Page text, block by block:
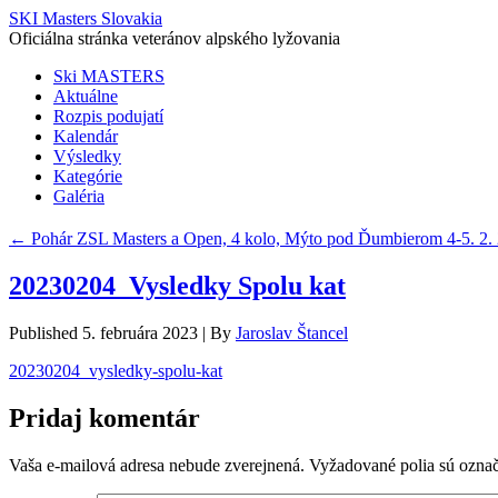
SKI Masters Slovakia
Oficiálna stránka veteránov alpského lyžovania
Ski MASTERS
Aktuálne
Rozpis podujatí
Kalendár
Výsledky
Kategórie
Galéria
← Pohár ZSL Masters a Open, 4 kolo, Mýto pod Ďumbierom 4-5. 2.
20230204_Vysledky Spolu kat
Published 5. februára 2023 | By Jaroslav Štancel
20230204_vysledky-spolu-kat
Pridaj komentár
Vaša e-mailová adresa nebude zverejnená. Vyžadované polia sú